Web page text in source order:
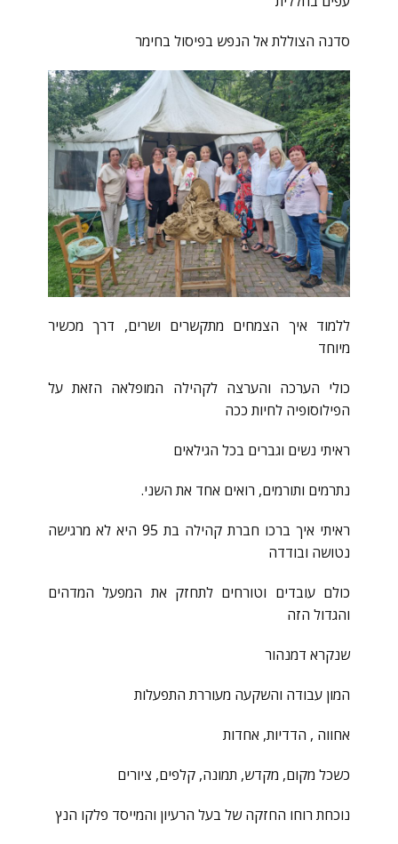
סדנה הצוללת אל הנפש בפיסול בחימר
ללמוד איך הצמחים מתקשרים ושרים, דרך מכשיר
מיוחד
כולי הערכה והערצה לקהילה המופלאה הזאת על
הפילוסופיה לחיות ככה
ראיתי נשים וגברים בכל הגילאים
נתרמים ותורמים, רואים אחד את השני.
ראיתי איך ברכו חברת קהילה בת 95 היא לא מרגישה
נטושה ובודדה
כולם עובדים וטורחים לתחזק את המפעל המדהים
והגדול הזה
שנקרא דמנהור
המון עבודה והשקעה מעוררת התפעלות
אחווה , הדדיות, אחדות
כשכל מקום, מקדש, תמונה, קלפים, ציורים
נוכחת רוחו החזקה של בעל הרעיון והמייסד פלקו הנץ